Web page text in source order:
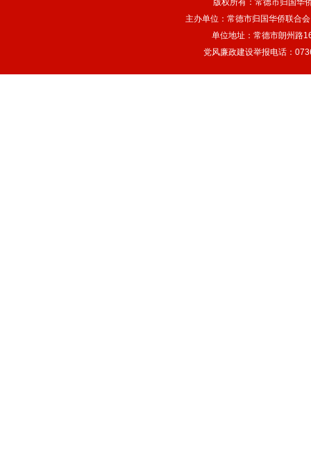
版权所有：常德市归国华
主办单位：常德市归国华侨联合
单位地址：常德市朗州路
党风廉政建设举报电话：